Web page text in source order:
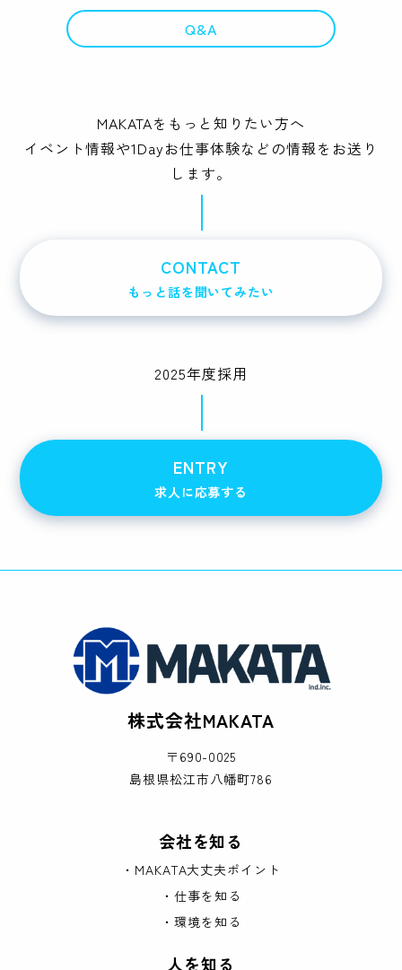
Q&A
MAKATAをもっと知りたい方へ
イベント情報や1Dayお仕事体験などの情報をお送り
します。
CONTACT
もっと話を聞いてみたい
2025年度採用
ENTRY
求人に応募する
株式会社MAKATA
〒690-0025
島根県松江市八幡町786
会社を知る
・MAKATA大丈夫ポイント
・仕事を知る
・環境を知る
人を知る